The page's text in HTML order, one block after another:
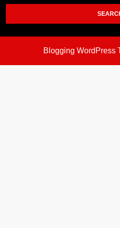
Blogging WordPress